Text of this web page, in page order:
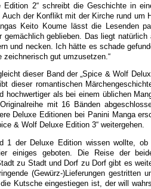
Edition 2“ schreibt die Geschichte in
Auch der Konflikt mit der Kirche rund um
Keito Koume lässt die Lesenden
gemächlich geblieben. Das liegt
und necken. Ich hätte es schade
zeichnerisch gut umzusetzen.“
dieser Band der „Spice & Wolf
dieser romantischen
hochwertiger als bei einem üblichen
mit 16 Bänden
Deluxe Editionen bei Panini Manga
& Wolf Deluxe Edition 3“ weitergehen.
1 der Deluxe Edition wissen wollte, ob
einiges geboten. Die Reise der
zu Stadt und Dorf zu Dorf gibt es
(Gewürz-)Lieferungen gestritten
Kutsche eingestiegen ist, der will